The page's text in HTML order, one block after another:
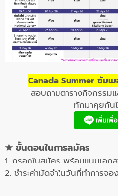
Canada Summer ซัมเ
สอบถามตารางกิจกรรมแ
ทักมาคุยกัน
★ ขั้นตอนในการสมัคร
1. กรอกใบสมัคร พร้อมแนบเอก
2. ชำระค่ามัดจำในวันที่ทำการจอง